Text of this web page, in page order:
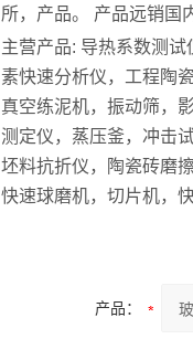
所，产品。 产品远销国
主营产品: 导热系数测
素快速分析仪，工程陶
真空练泥机，振动筛，
测定仪，蒸压釜，冲击
坯料抗折仪，陶瓷砖磨
快速球磨机，切片机，
产品：